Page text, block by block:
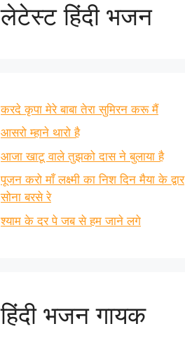
लेटेस्ट हिंदी भजन
करदे कृपा मेरे बाबा तेरा सुमिरन करू मैं
आसरो म्हाने थारो है
आजा खाटू वाले तुझको दास ने बुलाया है
पूजन करो माँ लक्ष्मी का निश दिन मैया के द्वार
सोना बरसे रे
श्याम के दर पे जब से हम जाने लगे
हिंदी भजन गायक